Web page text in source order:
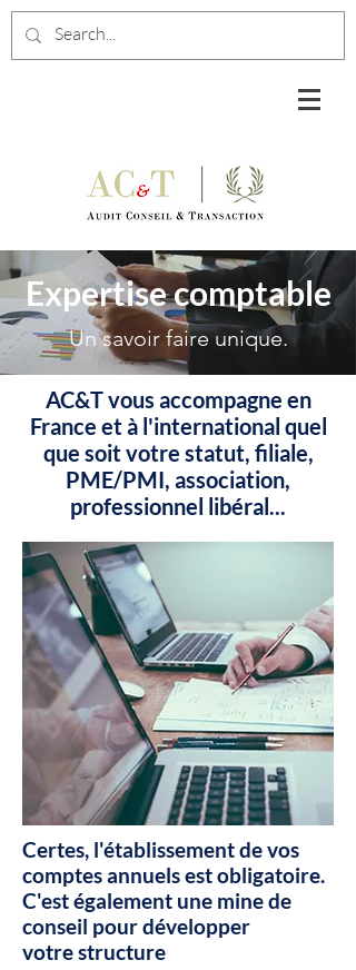
Expertise comptable
Un savoir faire unique.
AC&T vous accompagne en
France et à l'international quel
que soit votre statut, filiale,
PME/PMI, association,
professionnel libéral...
Certes, l'établissement de vos
comptes annuels est obligatoire.
C'est également une mine de
conseil pour développer
votre structure